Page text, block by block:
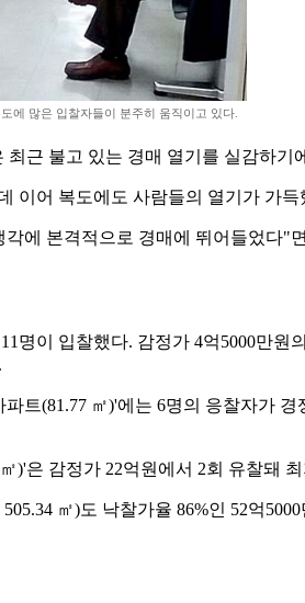
에 많은 입찰자들이 분주히 움직이고 있다.
근 불고 있는 경매 열기를 실감하기
이어 복도에도 사람들의 열기가 가득
에 본격적으로 경매에 뛰어들었다"
이 입찰했다. 감정가 4억5000만원
트(81.77 ㎡)'에는 6명의 응찰자가
은 감정가 22억원에서 2회 유찰돼
㎡)도 낙찰가율 86%인 52억